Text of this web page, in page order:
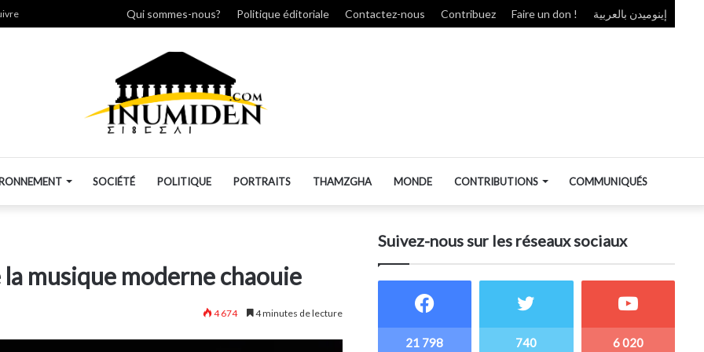
Qui sommes-nous? Politique éditoriale Contactez-nous Contribuez Faire un don ! إينوميدن بالعربية
SOCIÉTÉ POLITIQUE PORTRAITS THAMZGHA MONDE CONTRIBUTIONS COMMUNIQUÉS
musique moderne chaouie
4 674 4 minutes de lecture
Suivez-nous sur les réseaux sociaux
21 798 740 6 020